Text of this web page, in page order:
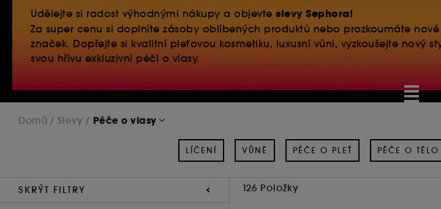
Udělejte si radost výhodnými nákupy a objevte slevy Sephora!
Za super cenu si doplníte zásoby oblíbených produktů nebo prozkoumáte
značek. Dopřejte si kvalitní pleťovou kosmetiku, luxusní vůni, vyzkoušejte nový
svou hřívu exkluzivní péčí o vlasy.
Domů Slevy Péče o vlasy
LÍČENÍ VŮNĚ PÉČE O PLEŤ PÉČE O TĚLO
SKRÝT FILTRY 126 Položky